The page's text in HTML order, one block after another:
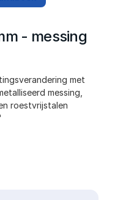
- messing
met
messing,
roestvrijstalen